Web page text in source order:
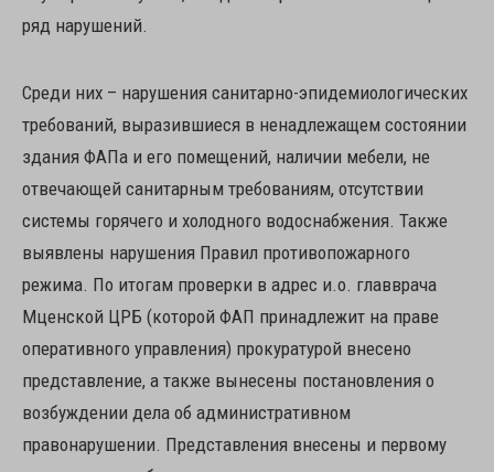
ряд нарушений.
Среди них – нарушения санитарно-эпидемиологических
требований, выразившиеся в ненадлежащем состоянии
здания ФАПа и его помещений, наличии мебели, не
отвечающей санитарным требованиям, отсутствии
системы горячего и холодного водоснабжения. Также
выявлены нарушения Правил противопожарного
режима. По итогам проверки в адрес и.о. главврача
Мценской ЦРБ (которой ФАП принадлежит на праве
оперативного управления) прокуратурой внесено
представление, а также вынесены постановления о
возбуждении дела об административном
правонарушении. Представления внесены и первому